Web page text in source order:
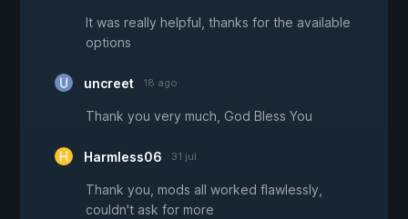
It was really helpful, thanks for the available
options
uncreet 18 ago
Thank you very much, God Bless You
Harmless06 31 jul
Thank you, mods all worked flawlessly,
couldn't ask for more